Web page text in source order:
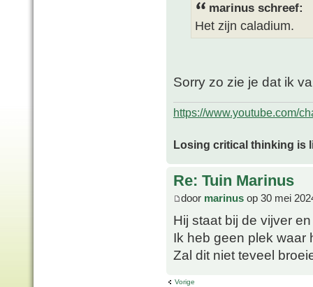
marinus schreef:
Het zijn caladium.
Sorry zo zie je dat ik
https://www.youtube.com/
Losing critical thinking is
Re: Tuin Marinus
door marinus op 30 mei
Hij staat bij de vijver
Ik heb geen plek waar
Zal dit niet teveel
Vorige